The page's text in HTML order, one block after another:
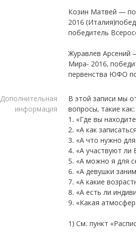
Козин Матвей —
2016
победитель
Журавлев Арсений
Мира- 2016,
первенства ЮФО
Дополнительная
информация
В этой записи мы
вопросы, такие как:
1. «Где вы
2. «А как
3. «А что нужно
4. «А участвуют ли
5. «А можно я для
6. «А девушки
7. «А какие
8. «А есть ли
9. «Какая
1) См. пункт